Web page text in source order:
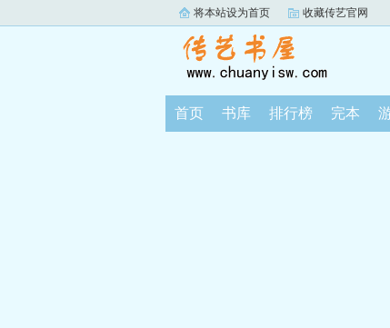
将本站设为首页 收藏传艺官网
首页 书库 排行榜 完本